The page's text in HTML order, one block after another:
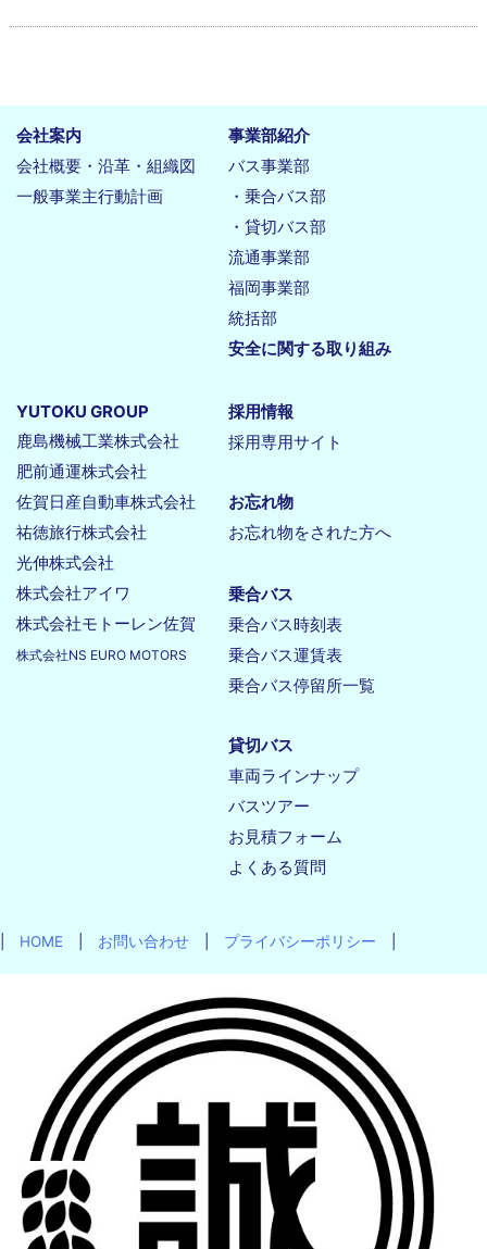
会社案内
会社概要・沿革・組織図
一般事業主行動計画
事業部紹介
バス事業部
・乗合バス部
・貸切バス部
流通事業部
福岡事業部
統括部
安全に関する取り組み
YUTOKU GROUP
鹿島機械工業株式会社
肥前通運株式会社
佐賀日産自動車株式会社
祐徳旅行株式会社
光伸株式会社
株式会社アイワ
株式会社モトーレン佐賀
株式会社NS EURO MOTORS
採用情報
採用専用サイト
お忘れ物
お忘れ物をされた方へ
乗合バス
乗合バス時刻表
乗合バス運賃表
乗合バス停留所一覧
貸切バス
車両ラインナップ
バスツアー
お見積フォーム
よくある質問
HOME お問い合わせ プライバシーポリシー